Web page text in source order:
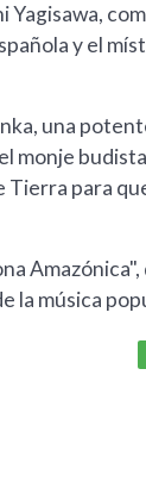
y el
una
monje
para
la música